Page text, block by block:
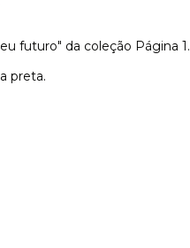
futuro" da coleção Página 1.
preta.